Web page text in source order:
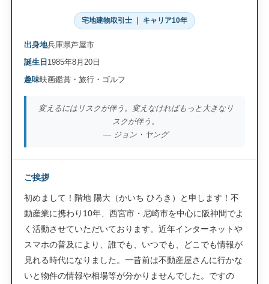
宅地建物取引士 ｜ キャリア10年
出身地兵庫県芦屋市
誕生日 1985年8月20日
趣味映画鑑賞・旅行・ゴルフ
変えるにはリスクが伴う。変えなければもっと大きなリ
スクが伴う。
― ジョン・ヤング
ご挨拶
初めまして！階地 陽大（かいち ひろき）と申します！不
動産業に携わり10年、西宮市・尼崎市を中心に阪神間でよ
く活動させていただいております。近年インターネットや
スマホの普及により、誰でも、いつでも、どこでも情報が
見れる時代になりました。一昔前は不動産屋さんに行かな
いと物件の情報や相場等が分かりませんでした。ですの